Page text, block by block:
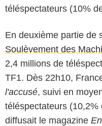
téléspectateurs (10%
En deuxième partie de
Soulèvement des
2,4 millions de
TF1. Dès 22h10,
l'accusé, suivi en
téléspectateurs (10,2%
diffusait le magazine